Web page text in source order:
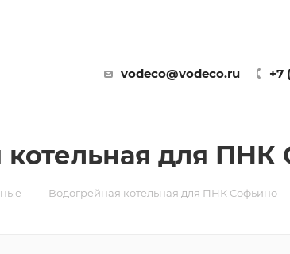
vodeco@vodeco.ru +7
котельная для ПНК
— Водогрейная котельная для ПНК Софьино